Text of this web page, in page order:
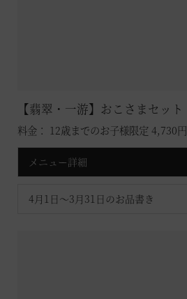
【翡翠・一游】おこさまセット
料金： 12歳までのお子様限定 4,730円
メニュー詳細
4月1日～3月31日のお品書き